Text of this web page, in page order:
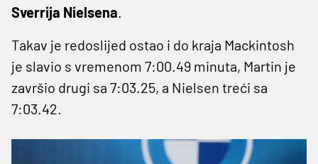
Sverrija Nielsena.
Takav je redoslijed ostao i do kraja Mackintosh
je slavio s vremenom 7:00.49 minuta, Martin je
završio drugi sa 7:03.25, a Nielsen treći sa
7:03.42.